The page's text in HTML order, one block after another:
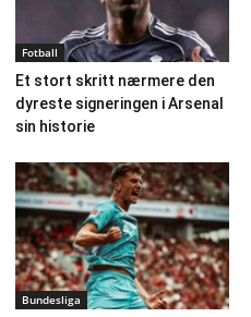
Fotball
Et stort skritt nærmere den
dyreste signeringen i Arsenal
sin historie
Bundesliga